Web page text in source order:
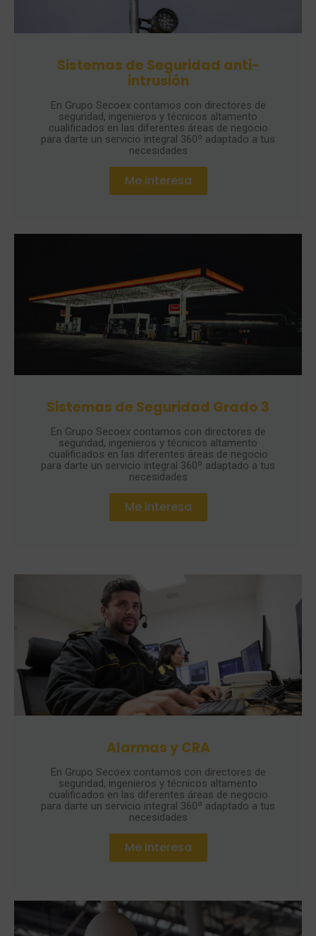
Sistemas de Seguridad anti-
intrusión
En Grupo Secoex contamos con directores de
seguridad, ingenieros y técnicos altamento
cualificados en las diferentes áreas de negocio
para darte un servicio integral 360º adaptado a tus
necesidades
Me interesa
Sistemas de Seguridad Grado 3
En Grupo Secoex contamos con directores de
seguridad, ingenieros y técnicos altamento
cualificados en las diferentes áreas de negocio
para darte un servicio integral 360º adaptado a tus
necesidades
Me interesa
Alarmas y CRA
En Grupo Secoex contamos con directores de
seguridad, ingenieros y técnicos altamento
cualificados en las diferentes áreas de negocio
para darte un servicio integral 360º adaptado a tus
necesidades
Me interesa